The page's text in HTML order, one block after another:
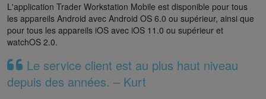
L'application Trader Workstation Mobile est disponible pour tous
les appareils Android avec Android OS 6.0 ou supérieur, ainsi que
pour tous les appareils iOS avec iOS 11.0 ou supérieur et
watchOS 2.0.
Le service client est au plus haut niveau
depuis des années. – Kurt